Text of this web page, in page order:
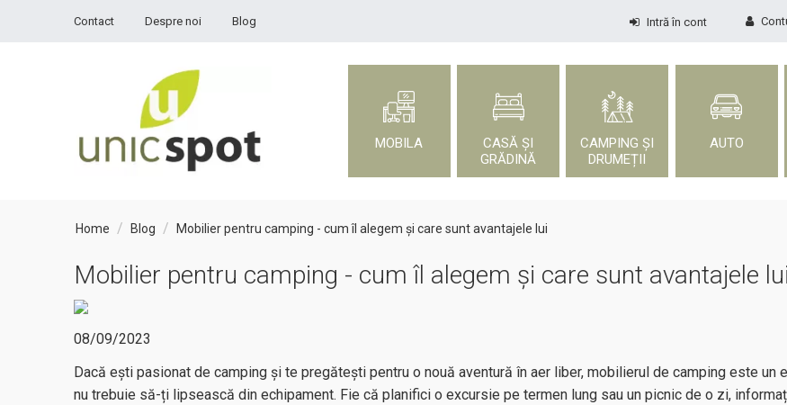
Contact Despre noi Blog Intră în cont
MOBILA
CASĂ ȘI
GRĂDINĂ
CAMPING ȘI
DRUMEȚII
AUTO
Home / Blog / Mobilier pentru camping - cum îl alegem și care sunt avantajele lui
Mobilier pentru camping - cum îl alegem și care sunt avantajele lui
08/09/2023
Dacă ești pasionat de camping și te pregătești pentru o nouă aventură în aer liber, mobilierul de camping este un
nu trebuie să-ți lipsească din echipament. Fie că planifici o excursie pe termen lung sau un picnic de o zi,